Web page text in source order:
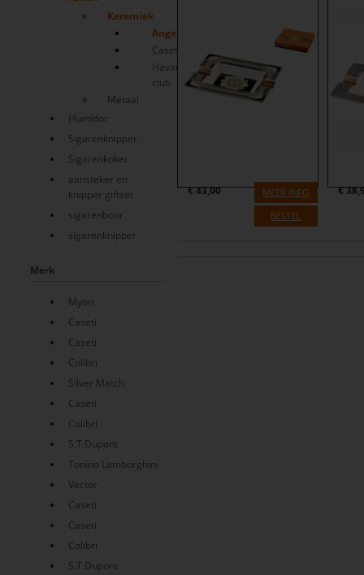
Keramiek
Angelo
Caseti
Havana
club
Metaal
Humidor
Sigarenknipper
Sigarenkoker
aansteker en
knipper giftset
sigarenboor
sigarenknipper
Merk
Myon
Caseti
Caseti
Colibri
Silver Match
Caseti
Colibri
S.T.Dupont
Tonino Lamborghini
Vector
Caseti
Caseti
Colibri
S.T.Dupont
€43,00
MEER INFO
BESTEL
€